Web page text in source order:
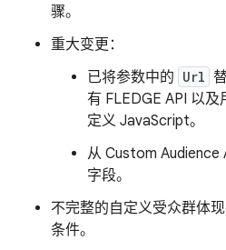
骤。
重大变更：
已将参数中的 Url
有 FLEDGE API 以
定义 JavaScript。
从 Custom Audience
字段。
不完整的自定义受众群体
条件。